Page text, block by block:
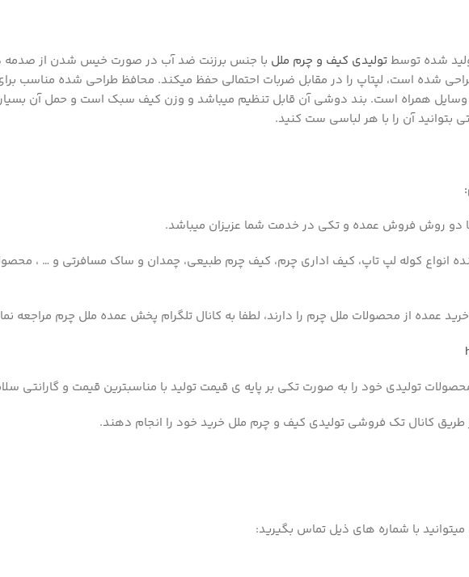
تولیدی کیف و چرم ملل با جنس برزنت ضد آب در صورت خیس شدن از صدمه
همراه است. بند دوشی آن قابل تنظیم میباشد و وزن کیف سبک است و حمل آن
بتوانید آن را با هر لباسی ست کنید.
:
دو روش فروش عمده و تکی در خدمت شما عزیزان میباشد.
انواع کوله لپ تاپ، کیف اداری چرم، کیف چرم طبیعی، چمدان و ساک مسافرتی و … ،
عمده از محصولات ملل چرم را دارند، لطفا به کانال تلگرام پخش عمده ملل چرم مراجعه
تولیدی خود را به صورت تکی بر پایه ی قیمت تولید با مناسبترین قیمت و گارانتی
طریق کانال تک فروشی تولیدی کیف و چرم ملل خرید خود را انجام دهند.
با شماره های ذیل تماس بگیرید: